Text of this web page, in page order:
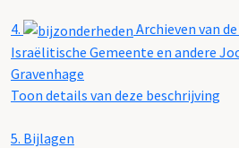
4.
Archieven van
Israëlitische Gemeente en andere
Gravenhage
Toon details van deze beschrijving
5. Bijlagen